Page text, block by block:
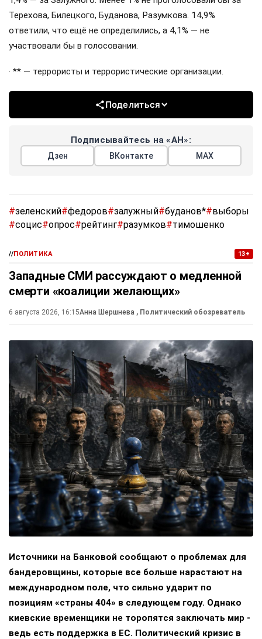
Терехова, Билецкого, Буданова, Разумкова. 14,9%
ответили, что ещё не определились, а 4,1% — не
участвовали бы в голосовании.
· ** — террористы и террористические организации.
Поделиться
Подписывайтесь на «АН»:
Дзен ВКонтакте МАХ
#зеленский#федоров#залужный#буданов*#выборы
#социс#опрос#рейтинг#разумков#тимошенко
//ПОЛИТИКА 13+
Западные СМИ рассуждают о медленной
смерти «коалиции желающих»
6 августа 2026, 16:15Анна Шершнева , Политический обозреватель
Источники на Банковой сообщают о проблемах для
бандеровщины, которые все больше нарастают на
международном поле, что сильно ударит по
позициям «страны 404» в следующем году. Однако
киевские временщики не торопятся заключать мир -
ведь есть поддержка в ЕС. Политический кризис в